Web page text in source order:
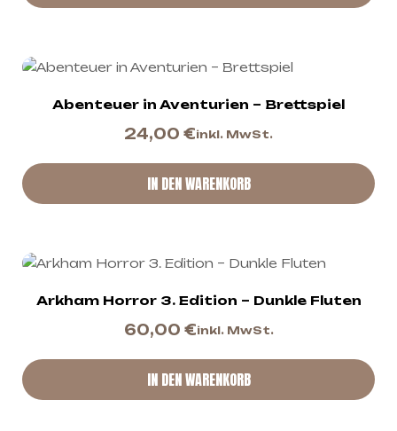
Abenteuer in Aventurien – Brettspiel
24,00 €inkl. MwSt.
IN DEN WARENKORB
Arkham Horror 3. Edition – Dunkle Fluten
60,00 €inkl. MwSt.
IN DEN WARENKORB